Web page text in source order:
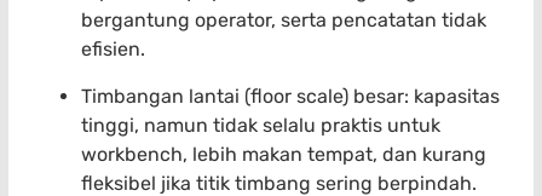
bergantung operator, serta pencatatan tidak
efisien.
Timbangan lantai (floor scale) besar: kapasitas
tinggi, namun tidak selalu praktis untuk
workbench, lebih makan tempat, dan kurang
fleksibel jika titik timbang sering berpindah.